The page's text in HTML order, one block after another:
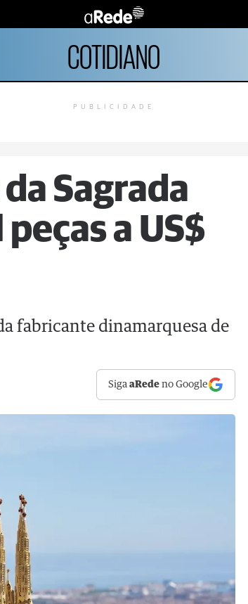
COTIDIANO
PUBLICIDADE
Sagrada
a US$
fabricante dinamarquesa de
SigaaRede no Google